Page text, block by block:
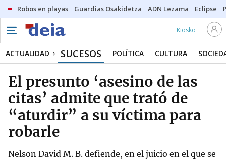
Robos en playas Guardias Osakidetza ADN Lezama Eclipse
Kiosko
ACTUALIDAD SUCESOS POLÍTICA CULTURA
El presunto ‘asesino de las
citas’ admite que trató de
“aturdir” a su víctima para
robarle
Nelson David M. B. defiende, en el juicio en el que se